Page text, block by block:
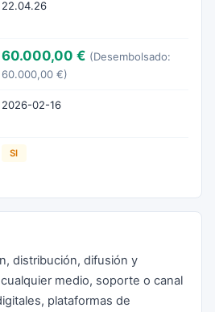
22.04.26
60.000,00 € (Desembolsado:
60.000,00 €)
2026-02-16
SI
distribución, difusión y
medio, soporte o canal
plataformas de